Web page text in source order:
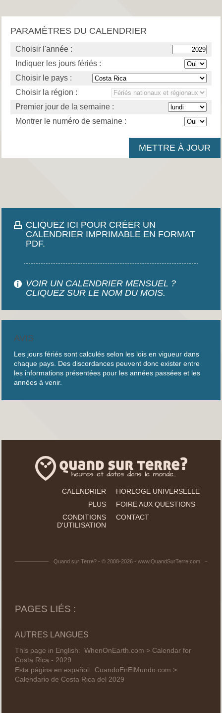
PARAMÈTRES DU CALENDRIER
Choisir l'année :
Indiquer les jours fériés :
Choisir le pays :
Choisir la région :
Premier jour de la semaine :
Montrer le numéro de semaine :
CLIQUEZ ICI POUR CRÉER UN
CALENDRIER IMPRIMABLE EN FORMAT
PDF.
VOIR UN CALENDRIER MENSUEL ?
CLIQUEZ SUR LE NOM DU MOIS.
AVIS
Les jours fériés sont calculés selon les lois en vigueur dans
chaque pays. Des discordances peuvent donc exister entre
les informations présentées pour les années passées et les
années à venir.
CALENDRIER
HORLOGE UNIVERSELLE
PLUS
FOIRE AUX QUESTIONS
CONDITIONS
D'UTILISATION
CONTACT
Quand sur Terre? - © 2008-2026 - www.QuandSurTerre.com
PAGES LIÉS :
AUTRES LANGUES
This page in English: WhenOnEarth.com > Calendar for
Costa Rica - 2029
Esta página en español: CuandoEnElMundo.com >
Calendario de Costa Rica del 2029